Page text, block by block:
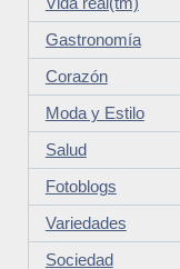
Gastronomía
Corazón
Moda y Estilo
Salud
Fotoblogs
Variedades
Sociedad